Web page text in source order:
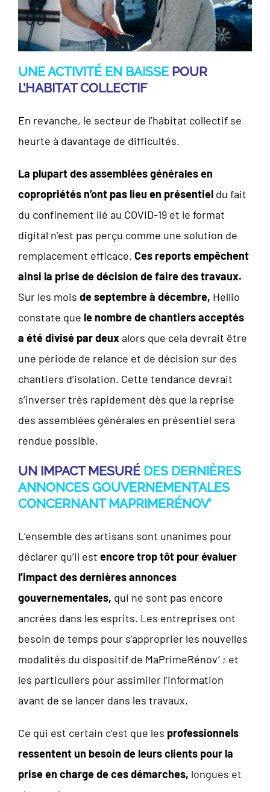
UNE ACTIVITÉ EN BAISSE POUR
L’HABITAT COLLECTIF
En revanche, le secteur de l’habitat collectif se
heurte à davantage de difficultés.
La plupart des assemblées générales en
copropriétés n’ont pas lieu en présentiel du fait
du confinement lié au COVID-19 et le format
digital n’est pas perçu comme une solution de
remplacement efficace. Ces reports empêchent
ainsi la prise de décision de faire des travaux.
Sur les mois de septembre à décembre, Hellio
constate que le nombre de chantiers acceptés
a été divisé par deuxalors que cela devrait être
une période de relance et de décision sur des
chantiers d’isolation. Cette tendance devrait
s’inverser très rapidement dès que la reprise
des assemblées générales en présentiel sera
rendue possible.
UN IMPACT MESURÉDES DERNIÈRES
ANNONCES GOUVERNEMENTALES
CONCERNANT MAPRIMERÉNOV’
L’ensemble des artisans sont unanimes pour
déclarer qu’il est encore trop tôt pour évaluer
l’impact des dernières annonces
gouvernementales, qui ne sont pas encore
ancrées dans les esprits. Les entreprises ont
besoin de temps pour s’approprier les nouvelles
modalités du dispositif de MaPrimeRénov’ ; et
les particuliers pour assimiler l’information
avant de se lancer dans les travaux.
Ce qui est certain c’est que les professionnels
ressentent un besoin de leurs clients pour la
prise en charge de ces démarches, longues et